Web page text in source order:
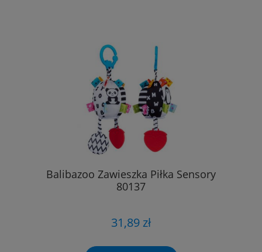
Balibazoo Zawieszka Piłka Sensory
80137
31,89 zł